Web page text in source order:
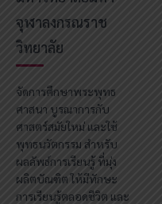
จุฬาลงกรณราช
วิทยาลัย
จัดการศึกษาพระพุทธ
ศาสนา บูรณาการกับ
ศาสตร์สมัยใหม่ และใช้
พุทธนวัตกรรม สำหรับ
ผลลัพธ์การเรียนรู้ ที่มุ่ง
ผลิตบัณฑิต ให้มีทักษะ
การเรียนรู้ตลอดชีวิต และ